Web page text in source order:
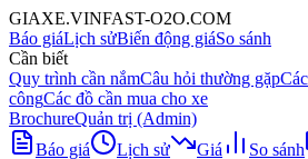
GIAXE.VINFAST-O2O.COM
Báo giáLịch sửBiến động giáSo sánh
Cần biết
Quy trình cần nắmCâu hỏi thường gặp
côngCác đồ cần mua cho xe
BrochureQuản trị (Admin)
Báo giá
Lịch sử Giá So sánh